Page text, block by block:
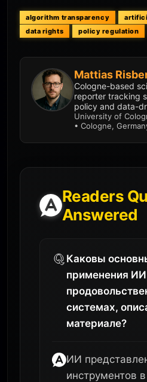
algorithm transparency
data rights
policy regulation
Mattias
Cologne-based
reporter tracking
policy and data-
University of
• Cologne,
Readers
Answered
Каковы
применения ИИ
системах,
материале?
ИИ
инструментов